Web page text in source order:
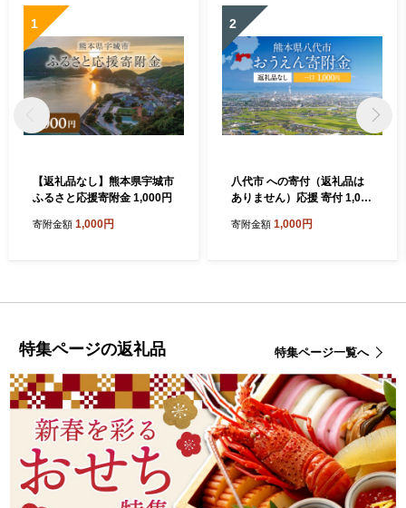
1
【返礼品なし】熊本県宇城市
ふるさと応援寄附金 1,000円
寄附金額 1,000円
2
八代市 への寄付（返礼品は
ありません）応援 寄付 1,000
寄附金額 1,000円
特集ページの返礼品 特集ページ一覧へ